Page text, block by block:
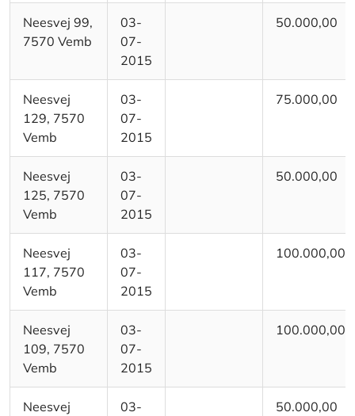
Neesvej 99,
7570 Vemb
03-
07-
2015
50.000,00
Neesvej
129, 7570
Vemb
03-
07-
2015
75.000,00
Neesvej
125, 7570
Vemb
03-
07-
2015
50.000,00
Neesvej
117, 7570
Vemb
03-
07-
2015
100.000,00
Neesvej
109, 7570
Vemb
03-
07-
2015
100.000,00
Neesvej
03-
50.000,00